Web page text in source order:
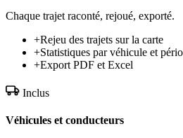
Chaque trajet raconté, rejoué, exporté.
+Rejeu des trajets sur la carte
+Statistiques par véhicule et
+Export PDF et Excel
Inclus
Véhicules et conducteurs